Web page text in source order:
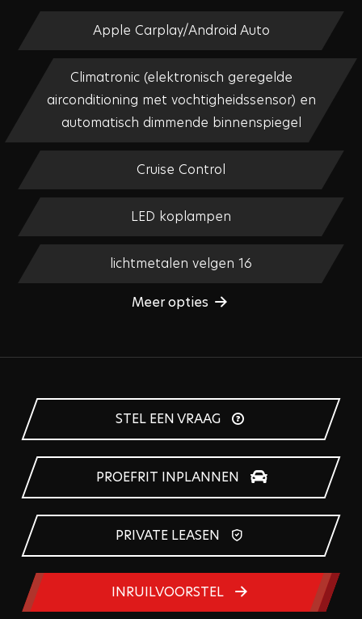
Apple Carplay/Android Auto
Climatronic (elektronisch geregelde
airconditioning met vochtigheidssensor) en
automatisch dimmende binnenspiegel
Cruise Control
LED koplampen
lichtmetalen velgen 16
Meer opties
STEL EEN VRAAG
PROEFRIT INPLANNEN
PRIVATE LEASEN
INRUILVOORSTEL